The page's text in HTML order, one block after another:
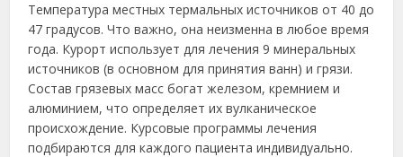
Температура местных термальных источников от 40 до
47 градусов. Что важно, она неизменна в любое время
года. Курорт использует для лечения 9 минеральных
источников (в основном для принятия ванн) и грязи.
Состав грязевых масс богат железом, кремнием и
алюминием, что определяет их вулканическое
происхождение. Курсовые программы лечения
подбираются для каждого пациента индивидуально.